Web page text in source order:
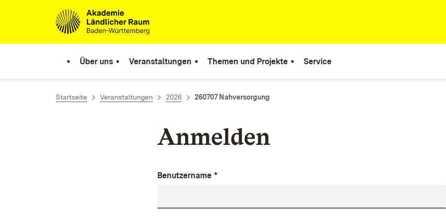
Zum Inhalt springen
Link zur Startseite
Über uns Veranstaltungen Themen und Projekte Service
Startseite Veranstaltungen 2026 260707 Nahversorgung
Anmelden
Benutzername *